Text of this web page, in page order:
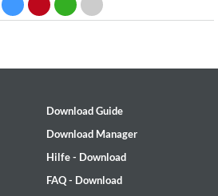
Download Guide
Download Manager
Hilfe - Download
FAQ - Download